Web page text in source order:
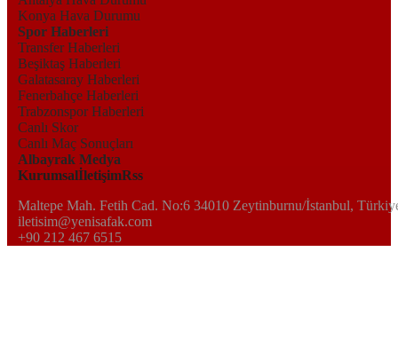
Konya Hava Durumu
Spor Haberleri
Transfer Haberleri
Beşiktaş Haberleri
Galatasaray Haberleri
Fenerbahçe Haberleri
Trabzonspor Haberleri
Canlı Skor
Canlı Maç Sonuçları
Albayrak Medya
KurumsalİletişimRss
Maltepe Mah. Fetih Cad. No:6 34010 Zeytinburnu/İstanbul,
iletisim@yenisafak.com
+90 212 467 6515